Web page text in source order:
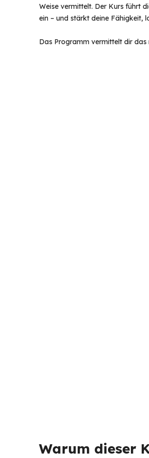
Weise vermittelt. Der Kurs führt
ein – und stärkt deine Fähigkeit,
Das Programm vermittelt dir das
Warum dieser